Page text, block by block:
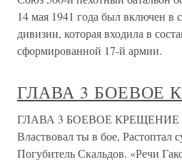
14 мая 1941 года был включен в
дивизии, которая входила в
сформированной 17-й армии.
ГЛАВА 3 БОЕВОЕ
ГЛАВА 3 БОЕВОЕ КРЕЩЕНИЕ
Властвовал ты в бое, Растоптал
Погубитель Скальдов. «Речи